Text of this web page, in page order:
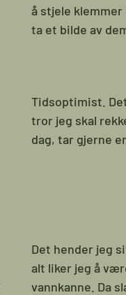
å stjele klemmer
ta et bilde av
Tidsoptimist.
tror jeg skal
dag, tar gjerne
Det hender jeg
alt liker jeg å
vannkanne. Da